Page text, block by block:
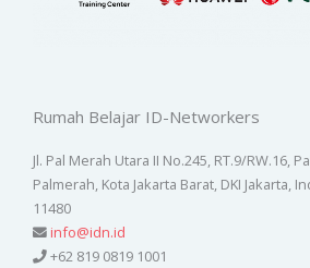
Rumah Belajar ID-Networkers
Jl. Pal Merah Utara II No.245, RT.9/RW.16,
Palmerah, Kota Jakarta Barat, DKI Jakarta,
11480
info@idn.id
+62 819 0819 1001